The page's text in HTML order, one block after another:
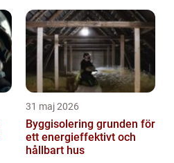
31 maj 2026
Byggisolering grunden för
ett energieffektivt och
hållbart hus